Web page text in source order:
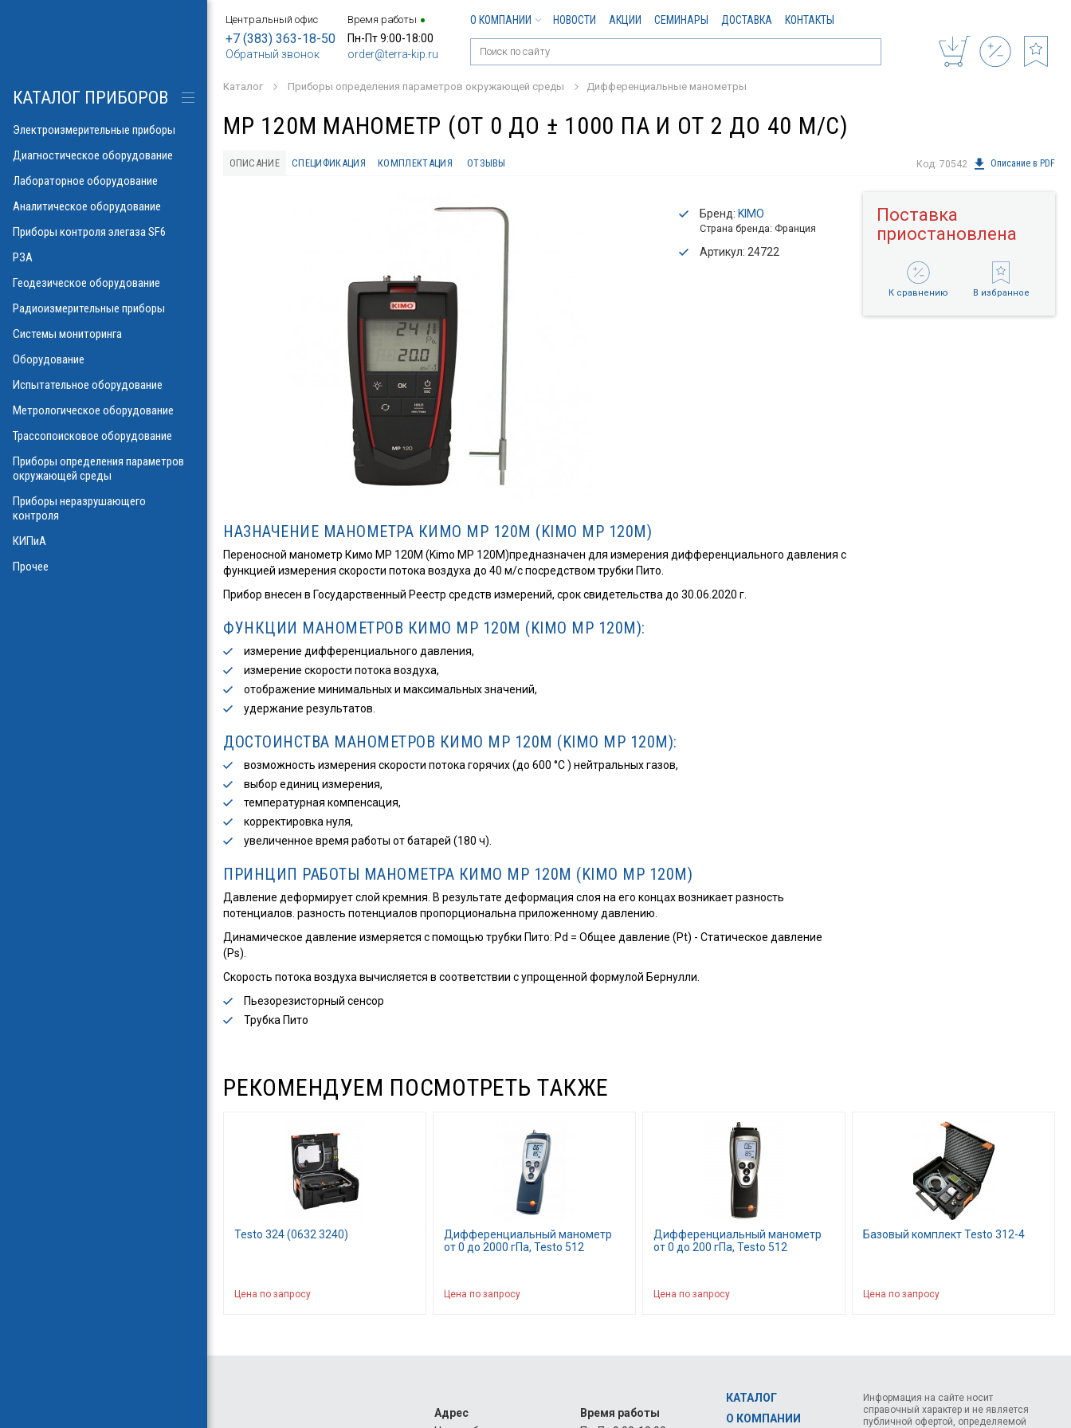
Центральный офис
+7 (383) 363-18-50
Обратный звонок
Время работы
Пн-Пт 9:00-18:00
order@terra-kip.ru
О КОМПАНИИ НОВОСТИ АКЦИИ СЕМИНАРЫ ДОСТАВКА КОНТАКТЫ
Каталог Приборы определения параметров окружающей среды Дифференциальные манометры
MP 120M МАНОМЕТР (ОТ 0 ДО ± 1000 ПА И ОТ 2 ДО 40 М/С)
ОПИСАНИЕ СПЕЦИФИКАЦИЯ КОМПЛЕКТАЦИЯ ОТЗЫВЫ Код: 70542 Описание в PDF
Бренд: KIMO
Страна бренда: Франция
Артикул: 24722
НАЗНАЧЕНИЕ МАНОМЕТРА КИМО МР 120М (KIMO MP 120M)
Переносной манометр Кимо МР 120М (Kimo MP 120M)предназначен для измерения дифференциального давления с
функцией измерения скорости потока воздуха до 40 м/с посредством трубки Пито.
Прибор внесен в Государственный Реестр средств измерений, срок свидетельства до 30.06.2020 г.
ФУНКЦИИ МАНОМЕТРОВ КИМО МР 120М (KIMO MP 120M):
измерение дифференциального давления,
измерение скорости потока воздуха,
отображение минимальных и максимальных значений,
удержание результатов.
ДОСТОИНСТВА МАНОМЕТРОВ КИМО МР 120М (KIMO MP 120M):
возможность измерения скорости потока горячих (до 600 °С ) нейтральных газов,
выбор единиц измерения,
температурная компенсация,
корректировка нуля,
увеличенное время работы от батарей (180 ч).
ПРИНЦИП РАБОТЫ МАНОМЕТРА КИМО МР 120М (KIMO MP 120M)
Давление деформирует слой кремния. В результате деформация слоя на его концах возникает разность
потенциалов. разность потенциалов пропорциональна приложенному давлению.
Динамическое давление измеряется с помощью трубки Пито: Pd = Общее давление (Pt) - Статическое давление
(Ps).
Скорость потока воздуха вычисляется в соответствии с упрощенной формулой Бернулли.
Пьезорезисторный сенсор
Трубка Пито
Поставка
приостановлена
К сравнению В избранное
РЕКОМЕНДУЕМ ПОСМОТРЕТЬ ТАКЖЕ
Testo 324 (0632 3240)
Цена по запросу
Дифференциальный манометр
от 0 до 2000 гПа, Testo 512
Цена по запросу
Дифференциальный манометр
от 0 до 200 гПа, Testo 512
Цена по запросу
Базовый комплект Testo 312-4
Цена по запросу
Адрес
Время работы
КАТАЛОГ
О КОМПАНИИ
Информация на сайте носит
справочный характер и не является
публичной офертой, определяемой
КАТАЛОГ ПРИБОРОВ
Электроизмерительные приборы
Диагностическое оборудование
Лабораторное оборудование
Аналитическое оборудование
Приборы контроля элегаза SF6
РЗА
Геодезическое оборудование
Радиоизмерительные приборы
Системы мониторинга
Оборудование
Испытательное оборудование
Метрологическое оборудование
Трассопоисковое оборудование
Приборы определения параметров
окружающей среды
Приборы неразрушающего
контроля
КИПиА
Прочее
ноль
УФ)
инверсионной
элегаза
потерь\
и влажности
газов в масле
оборудования
масле
линий
потоков
физических
РПН